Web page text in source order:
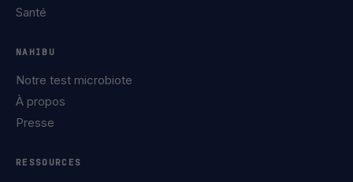
Santé
NAHIBU
Notre test microbiote
À propos
Presse
RESSOURCES